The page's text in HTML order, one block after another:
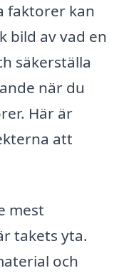
faktorer kan
bild av vad en
säkerställa
när du
Här är
att
mest
takets yta.
och